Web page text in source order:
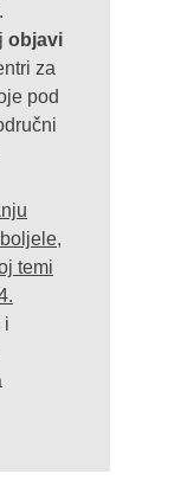
objavi
za
pod
temi
i